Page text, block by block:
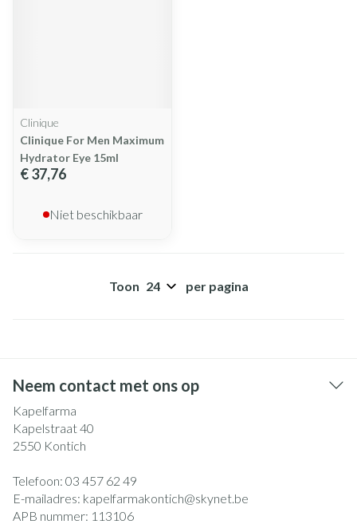
Clinique
Clinique For Men Maximum
Hydrator Eye 15ml
€ 37,76
Niet beschikbaar
Toon per pagina
Neem contact met ons op
Kapelfarma
Kapelstraat 40
2550 Kontich
Telefoon: 03 457 62 49
E-mailadres: kapelfarmakontich@skynet.be
APB nummer: 113106